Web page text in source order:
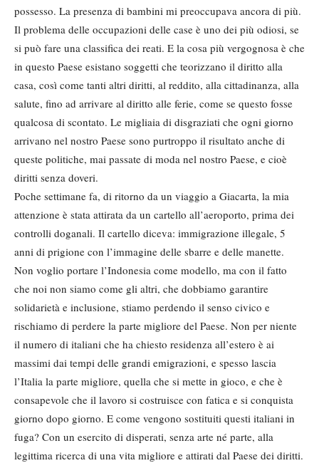
possesso. La presenza di bambini mi preoccupava ancora di più.
Il problema delle occupazioni delle case è uno dei più odiosi, se
si può fare una classifica dei reati. E la cosa più vergognosa è che
in questo Paese esistano soggetti che teorizzano il diritto alla
casa, così come tanti altri diritti, al reddito, alla cittadinanza, alla
salute, fino ad arrivare al diritto alle ferie, come se questo fosse
qualcosa di scontato. Le migliaia di disgraziati che ogni giorno
arrivano nel nostro Paese sono purtroppo il risultato anche di
queste politiche, mai passate di moda nel nostro Paese, e cioè
diritti senza doveri.
Poche settimane fa, di ritorno da un viaggio a Giacarta, la mia
attenzione è stata attirata da un cartello all’aeroporto, prima dei
controlli doganali. Il cartello diceva: immigrazione illegale, 5
anni di prigione con l’immagine delle sbarre e delle manette.
Non voglio portare l’Indonesia come modello, ma con il fatto
che noi non siamo come gli altri, che dobbiamo garantire
solidarietà e inclusione, stiamo perdendo il senso civico e
rischiamo di perdere la parte migliore del Paese. Non per niente
il numero di italiani che ha chiesto residenza all’estero è ai
massimi dai tempi delle grandi emigrazioni, e spesso lascia
l’Italia la parte migliore, quella che si mette in gioco, e che è
consapevole che il lavoro si costruisce con fatica e si conquista
giorno dopo giorno. E come vengono sostituiti questi italiani in
fuga? Con un esercito di disperati, senza arte né parte, alla
legittima ricerca di una vita migliore e attirati dal Paese dei diritti.